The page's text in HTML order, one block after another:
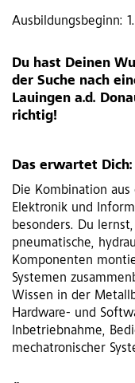
Ausbildungsbeginn:
Du hast Deinen
der Suche nach
Lauingen a.d.
richtig!
Das erwartet Dich:
Die Kombination aus
Elektronik und
besonders. Du
pneumatische,
Komponenten
Systemen
Wissen in der
Hardware- und
Inbetriebnahme,
mechatronischer